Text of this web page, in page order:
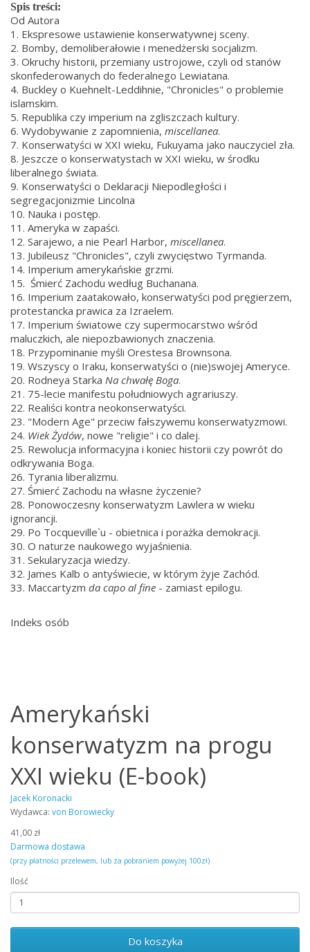
Spis treści:
Od Autora
1. Ekspresowe ustawienie konserwatywnej sceny.
2. Bomby, demoliberałowie i menedżerski socjalizm.
3. Okruchy historii, przemiany ustrojowe, czyli od stanów
skonfederowanych do federalnego Lewiatana.
4. Buckley o Kuehnelt-Leddihnie, "Chronicles" o problemie
islamskim.
5. Republika czy imperium na zgliszczach kultury.
6. Wydobywanie z zapomnienia, miscellanea.
7. Konserwatyści w XXI wieku, Fukuyama jako nauczyciel zła.
8. Jeszcze o konserwatystach w XXI wieku, w środku
liberalnego świata.
9. Konserwatyści o Deklaracji Niepodległości i
segregacjonizmie Lincolna
10. Nauka i postęp.
11. Ameryka w zapaści.
12. Sarajewo, a nie Pearl Harbor, miscellanea.
13. Jubileusz "Chronicles", czyli zwycięstwo Tyrmanda.
14. Imperium amerykańskie grzmi.
15. Śmierć Zachodu według Buchanana.
16. Imperium zaatakowało, konserwatyści pod pręgierzem,
protestancka prawica za Izraelem.
17. Imperium światowe czy supermocarstwo wśród
maluczkich, ale niepozbawionych znaczenia.
18. Przypominanie myśli Orestesa Brownsona.
19. Wszyscy o Iraku, konserwatyści o (nie)swojej Ameryce.
20. Rodneya Starka Na chwałę Boga.
21. 75-lecie manifestu południowych agrariuszy.
22. Realiści kontra neokonserwatyści.
23. "Modern Age" przeciw fałszywemu konserwatyzmowi.
24. Wiek Żydów, nowe "religie" i co dalej.
25. Rewolucja informacyjna i koniec historii czy powrót do
odkrywania Boga.
26. Tyrania liberalizmu.
27. Śmierć Zachodu na własne życzenie?
28. Ponowoczesny konserwatyzm Lawlera w wieku
ignorancji.
29. Po Tocqueville`u - obietnica i porażka demokracji.
30. O naturze naukowego wyjaśnienia.
31. Sekularyzacja wiedzy.
32. James Kalb o antyświecie, w którym żyje Zachód.
33. Maccartyzm da capo al fine - zamiast epilogu.
Indeks osób
Amerykański
konserwatyzm na progu
XXI wieku (E-book)
Jacek Koronacki
Wydawca: von Borowiecky
41,00 zł
Darmowa dostawa
(przy płatności przelewem, lub za pobraniem powyżej 100zł)
Ilość
Do koszyka